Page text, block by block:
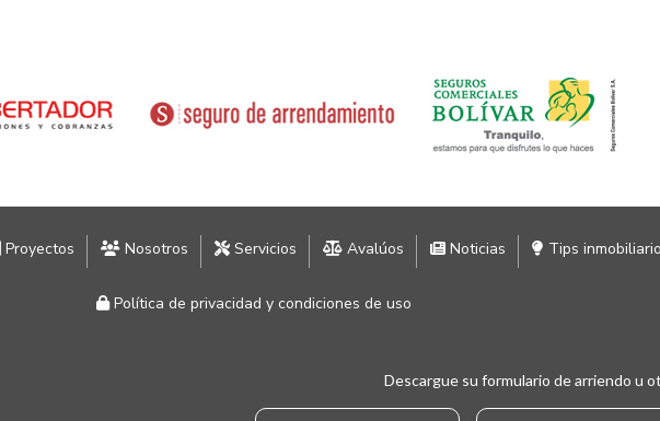
Proyectos Nosotros Servicios Avalúos Noticias Tips
Política de privacidad y condiciones de uso
Descargue su formulario de arriendo u